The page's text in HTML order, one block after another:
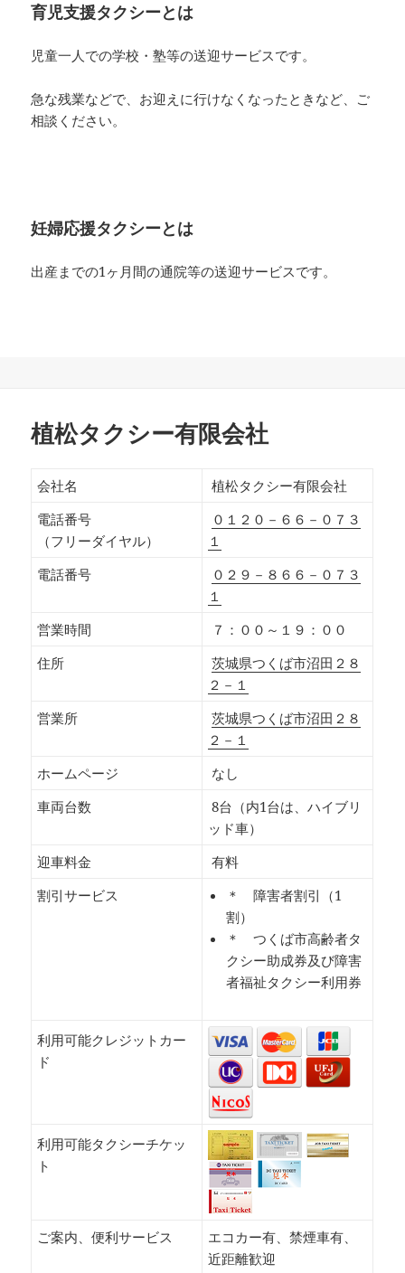
育児支援タクシーとは
児童一人での学校・塾等の送迎サービスです。
急な残業などで、お迎えに行けなくなったときなど、ご
相談ください。
妊婦応援タクシーとは
出産までの1ヶ月間の通院等の送迎サービスです。
植松タクシー有限会社
会社名
植松タクシー有限会社
電話番号
（フリーダイヤル）
０１２０－６６－０７３
１
電話番号
０２９－８６６－０７３
１
営業時間
７：００～１９：００
住所
茨城県つくば市沼田２８
２－１
営業所
茨城県つくば市沼田２８
２－１
ホームページ
なし
車両台数
8台（内1台は、ハイブリ
ッド車）
迎車料金
有料
割引サービス
＊ 障害者割引（1
割）
＊ つくば市高齢者タ
クシー助成券及び障害
者福祉タクシー利用券
利用可能クレジットカー
ド
利用可能タクシーチケッ
ト
ご案内、便利サービス
エコカー有、禁煙車有、
近距離歓迎